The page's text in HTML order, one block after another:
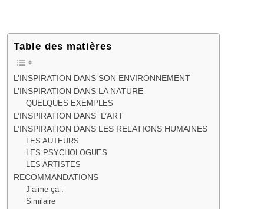
Table des matières
L’INSPIRATION DANS SON ENVIRONNEMENT
L’INSPIRATION DANS LA NATURE
QUELQUES EXEMPLES
L’INSPIRATION DANS L’ART
L’INSPIRATION DANS LES RELATIONS HUMAINES
LES AUTEURS
LES PSYCHOLOGUES
LES ARTISTES
RECOMMANDATIONS
J’aime ça :
Similaire